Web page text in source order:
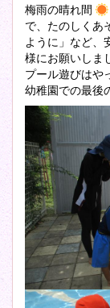
梅雨の晴れ間
で、たのしくあ
ように」など、
様にお願いしま
プール遊びはや
幼稚園での最後